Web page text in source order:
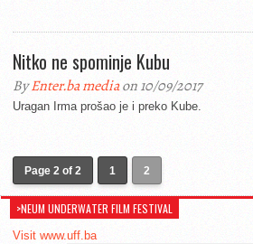
Nitko ne spominje Kubu
ByEnter.ba mediaon 10/09/2017
Uragan Irma prošao je i preko Kube.
Page 2 of 2 1 2
>NEUM UNDERWATER FILM FESTIVAL
Visit www.uff.ba